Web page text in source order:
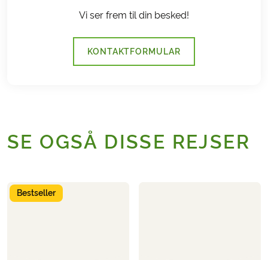
Vi ser frem til din besked!
KONTAKTFORMULAR
SE OGSÅ DISSE REJSER
Bestseller